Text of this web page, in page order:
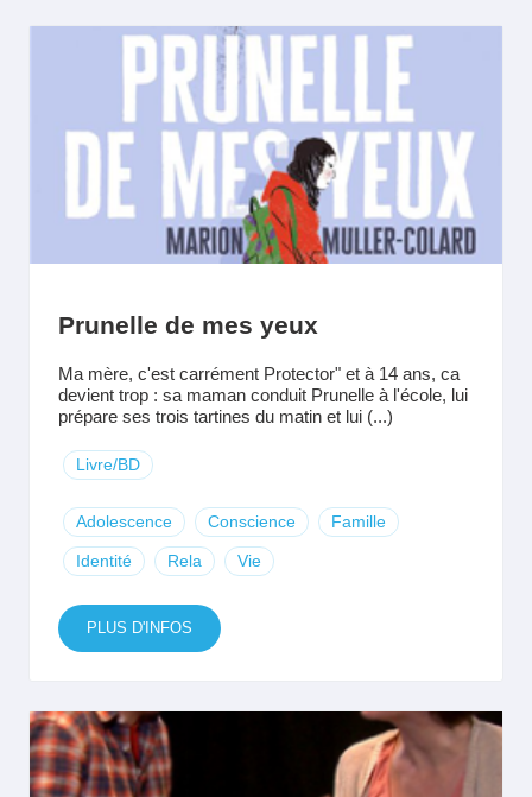
Prunelle de mes yeux
Ma mère, c'est carrément Protector" et à 14 ans, ca
devient trop : sa maman conduit Prunelle à l'école, lui
prépare ses trois tartines du matin et lui (...)
Livre/BD
Adolescence Conscience Famille
Identité Rela Vie
PLUS D'INFOS